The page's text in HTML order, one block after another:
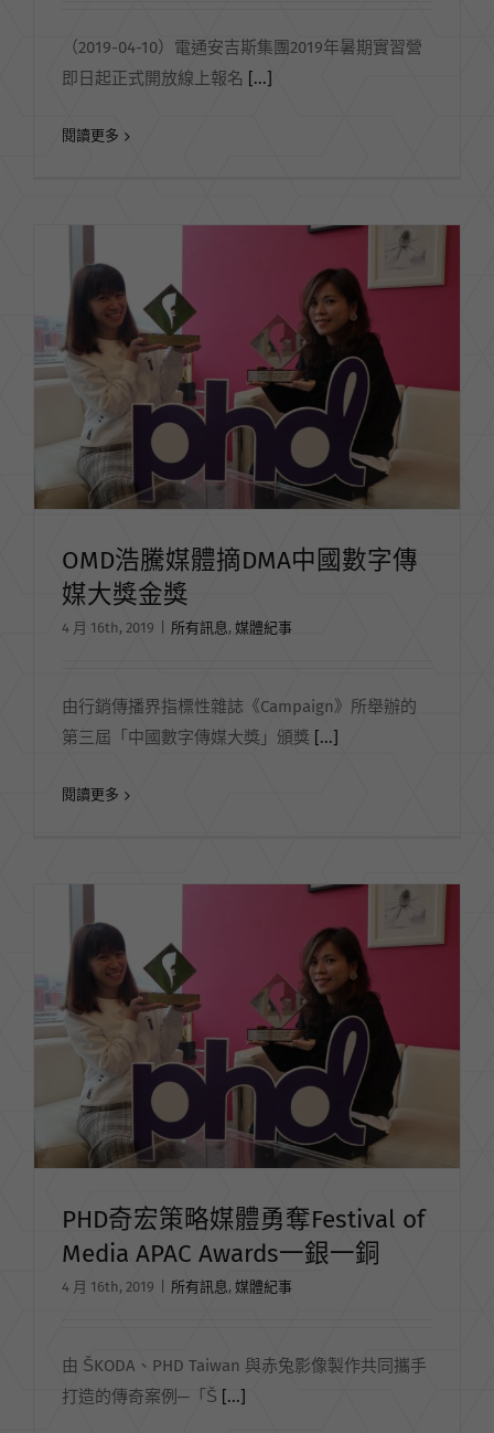
（2019-04-10）電通安吉斯集團2019年暑期實習營
即日起正式開放線上報名 [...]
閱讀更多
OMD浩騰媒體摘DMA中國數字傳
媒大獎金獎
4 月 16th, 2019 所有訊息, 媒體紀事
由行銷傳播界指標性雜誌《Campaign》所舉辦的
第三屆「中國數字傳媒大獎」頒獎 [...]
閱讀更多
PHD奇宏策略媒體勇奪Festival of
Media APAC Awards一銀一銅
4 月 16th, 2019 所有訊息, 媒體紀事
由 ŠKODA、PHD Taiwan 與赤兔影像製作共同攜手
打造的傳奇案例─「Š [...]